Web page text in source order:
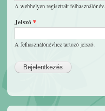
A webhelyen regisztrált felhasználónév.
Jelszó *
A felhasználónévhez tartozó jelszó.